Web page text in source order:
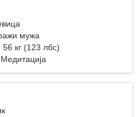
мужа
кг (123 лбс)